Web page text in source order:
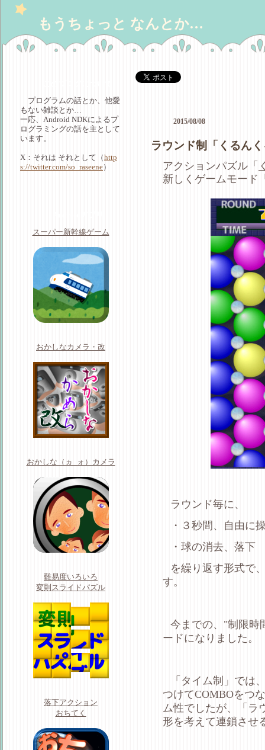
もうちょっと なんとか…
プログラムの話とか、他愛
もない雑談とか…
一応、Android NDKによるプ
ログラミングの話を主として
います。
X：それは それとして（http
s://twitter.com/so_raseene）
スーパー新幹線ゲーム
おかしなカメラ・改
おかしな（ヵ_ォ）カメラ
難易度いろいろ
変則スライドパズル
落下アクション
おちてく
ラウンド制「くるん
2015/08/08
アクションパズル「
新しくゲームモード
ラウンド毎に、
・３秒間、自由に
・球の消去、落下
を繰り返す形式で
す。
今までの、"制限時
ードになりました。
「タイム制」では
つけてCOMBOをつ
ム性でしたが、「ラ
形を考えて連鎖させ